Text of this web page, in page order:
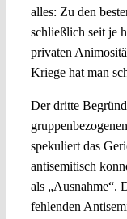
alles: Zu den
schließlich seit je
privaten
Kriege hat man
Der dritte
spekuliert das
antisemitisch
als „Ausnahme“.
fehlenden